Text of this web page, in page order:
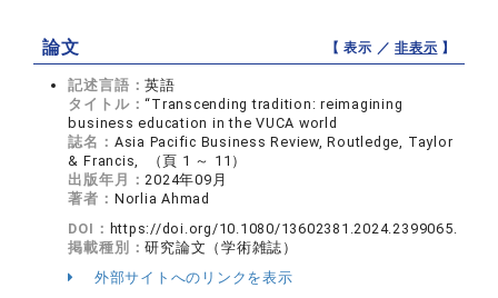
論文 【 表示 ／非表示 】
記述言語：英語
タイトル：“Transcending tradition: reimagining
business education in the VUCA world
誌名： Asia Pacific Business Review, Routledge, Taylor
& Francis, （頁 1 ～ 11）
出版年月：2024年09月
著者： Norlia Ahmad
DOI： https://doi.org/10.1080/13602381.2024.2399065.
掲載種別：研究論文（学術雑誌）
外部サイトへのリンクを表示